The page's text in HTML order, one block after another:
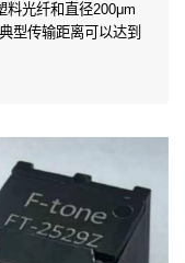
料光纤和直径200μm
型传输距离可以达到